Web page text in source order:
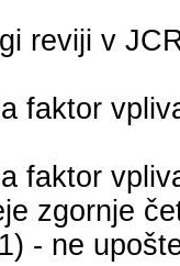
reviji v
faktor
faktor
zgornje
- ne